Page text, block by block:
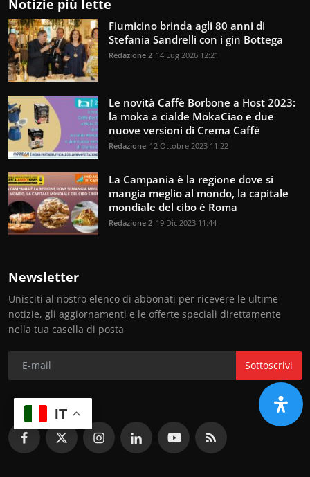
Notizie più lette
Fiumicino brinda agli 80 anni di
Stefania Sandrelli con i gin Bottega
Redazione 2 14 Lug 2026 12:21
Le novità Caffè Borbone a Host 2023:
la moka a cialde MokaCiao e due
nuove versioni di Crema Caffè
Redazione 12 Ottobre 2023 11:22
La Campania è la regione dove si
mangia meglio al mondo, la capitale
mondiale del cibo è Roma
Redazione 2 19 Dic 2023 11:44
Newsletter
Unisciti al nostro elenco di abbonati per ricevere le ultime
notizie, gli aggiornamenti e le offerte speciali direttamente
nella tua casella di posta
Sottoscrivi
IT